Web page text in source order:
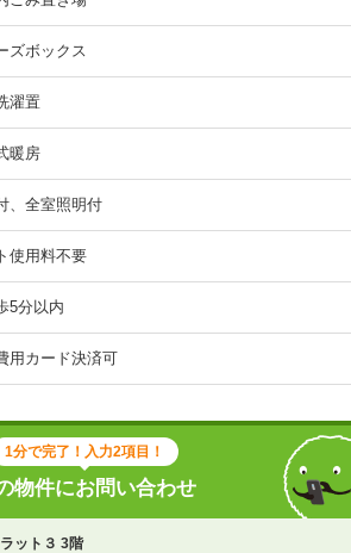
ズボックス
濯置
暖房
、全室照明付
使用料不要
5分以内
用カード決済可
1分で完了！入力2項目！
物件にお問い合わせ
ット３ 3階